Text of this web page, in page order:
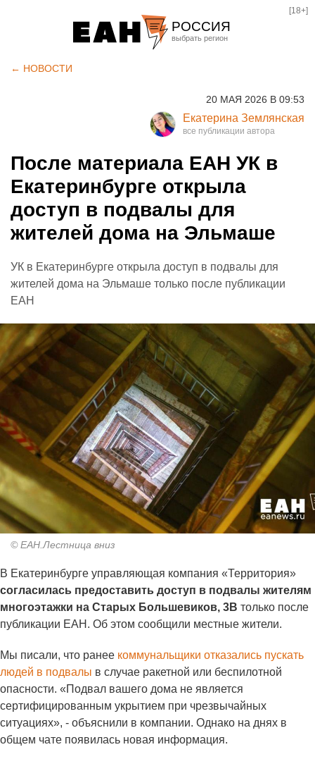
РОССИЯ
Оренбург
[18+]
← НОВОСТИ
20 МАЯ 2026 В 09:53
Екатерина Землянская
После материала ЕАН УК в
Екатеринбурге открыла
доступ в подвалы для
жителей дома на Эльмаше
УК в Екатеринбурге открыла доступ в подвалы для
жителей дома на Эльмаше только после публикации
ЕАН
© ЕАН.Лестница вниз
В Екатеринбурге управляющая компания «Территория»
согласилась предоставить доступ в подвалы жителям
многоэтажки на Старых Большевиков, 3В только после
публикации ЕАН. Об этом сообщили местные жители.
Мы писали, что ранее коммунальщики отказались пускать
людей в подвалы в случае ракетной или беспилотной
опасности. «Подвал вашего дома не является
сертифицированным укрытием при чрезвычайных
ситуациях», - объяснили в компании. Однако на днях в
общем чате появилась новая информация.